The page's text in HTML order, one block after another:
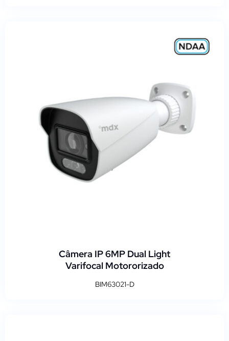
Câmera IP 6MP Dual Light
Varifocal Motororizado
BIM63021-D